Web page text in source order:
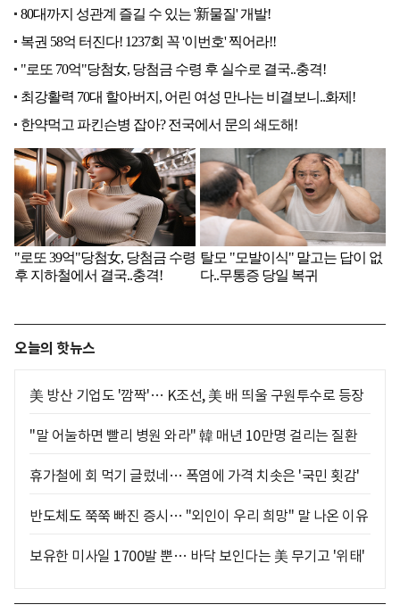
오늘의 핫뉴스
美 방산 기업도 '깜짝'… K조선, 美 배 띄울 구원투수로 등장
"말 어눌하면 빨리 병원 와라" 韓 매년 10만명 걸리는 질환
휴가철에 회 먹기 글렀네… 폭염에 가격 치솟은 '국민 횟감'
반도체도 쭉쭉 빠진 증시… "외인이 우리 희망" 말 나온 이유
보유한 미사일 1700발 뿐… 바닥 보인다는 美 무기고 '위태'